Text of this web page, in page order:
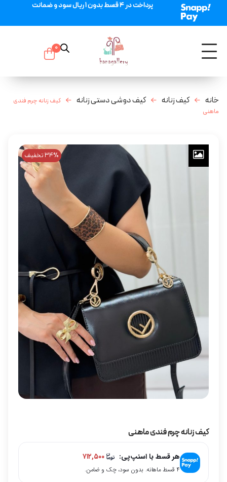
پرداخت در 4 قسط بدون 1 ریال سود و ضمانت
0
خانه کیف زنانه کیف دوشی دستی زنانه
کیف زنانه چرم فندی
ماهنی
34% تخفیف
کیف زنانه چرم فندی ماهنی
هر قسط با اسنپ‌پی:
۴ قسط ماهانه. بدون سود، چک و ضامن.